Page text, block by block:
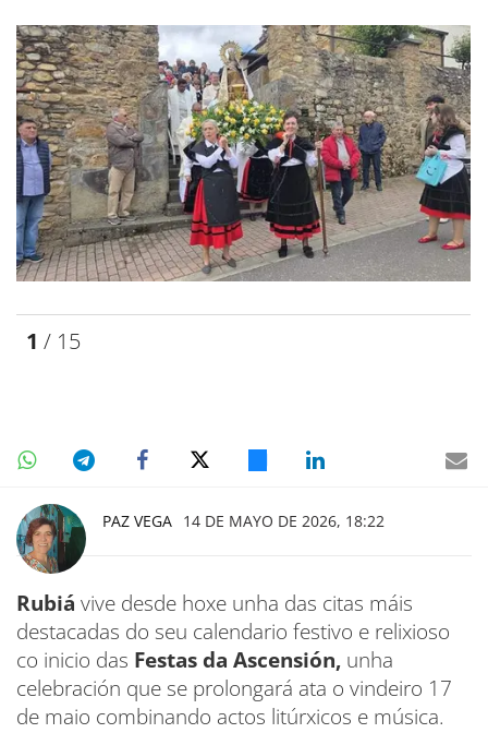
1 / 15
PAZ VEGA 14 DE MAYO DE 2026, 18:22
Rubiá vive desde hoxe unha das citas máis
destacadas do seu calendario festivo e relixioso
co inicio das Festas da Ascensión, unha
celebración que se prolongará ata o vindeiro 17
de maio combinando actos litúrxicos e música.